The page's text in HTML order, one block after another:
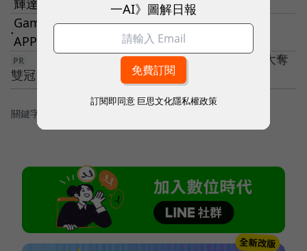
輝達訂單，背後SerDes技術是什麼？
●
Game Center成時代眼淚！蘋果推「遊戲專用
APP」整合玩家收藏庫，要跟Switch 2打對台？
【5G 競局新解】告別極速迷思！ 台灣大哥大奪
雙冠，重定義「好網路」
關鍵字：
一AI》圖解日報
訂閱即同意 巨思文化隱私權政策